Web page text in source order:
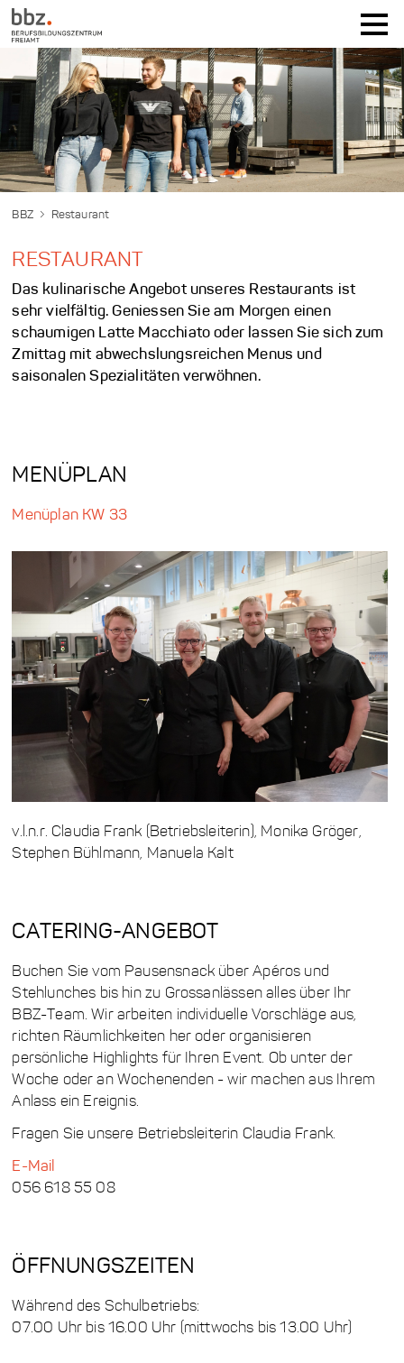
BBZ Restaurant
RESTAURANT
Das kulinarische Angebot unseres Restaurants ist
sehr vielfältig. Geniessen Sie am Morgen einen
schaumigen Latte Macchiato oder lassen Sie sich zum
Zmittag mit abwechslungsreichen Menus und
saisonalen Spezialitäten verwöhnen.
MENÜPLAN
Menüplan KW 33
v.l.n.r. Claudia Frank (Betriebsleiterin), Monika Gröger,
Stephen Bühlmann, Manuela Kalt
CATERING-ANGEBOT
Buchen Sie vom Pausensnack über Apéros und
Stehlunches bis hin zu Grossanlässen alles über Ihr
BBZ-Team. Wir arbeiten individuelle Vorschläge aus,
richten Räumlichkeiten her oder organisieren
persönliche Highlights für Ihren Event. Ob unter der
Woche oder an Wochenenden - wir machen aus Ihrem
Anlass ein Ereignis.
Fragen Sie unsere Betriebsleiterin Claudia Frank.
E-Mail
056 618 55 08
ÖFFNUNGSZEITEN
Während des Schulbetriebs:
07.00 Uhr bis 16.00 Uhr (mittwochs bis 13.00 Uhr)